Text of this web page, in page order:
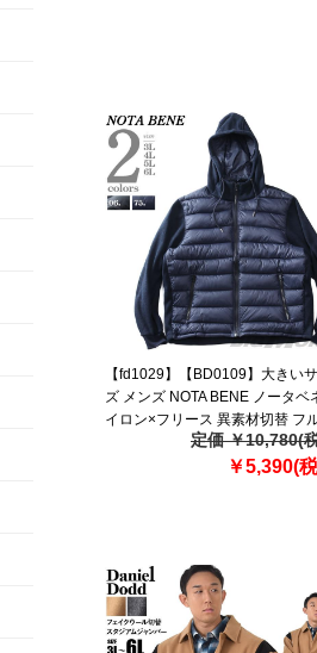
【fd1029】【BD0109】大きい
ズ メンズ NOTA BENE ノータベ
イロン×フリース 異素材切替 フ
ップ パーカー 7452860
定価 ￥10,780(
￥5,390(